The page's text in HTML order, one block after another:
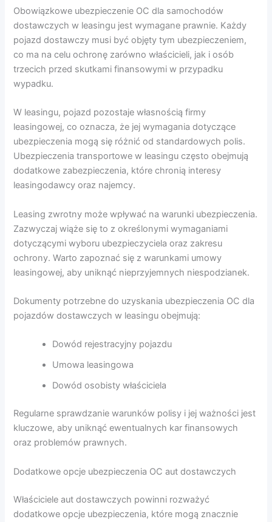
Obowiązkowe ubezpieczenie OC dla samochodów
dostawczych w leasingu jest wymagane prawnie. Każdy
pojazd dostawczy musi być objęty tym ubezpieczeniem,
co ma na celu ochronę zarówno właścicieli, jak i osób
trzecich przed skutkami finansowymi w przypadku
wypadku.
W leasingu, pojazd pozostaje własnością firmy
leasingowej, co oznacza, że jej wymagania dotyczące
ubezpieczenia mogą się różnić od standardowych polis.
Ubezpieczenia transportowe w leasingu często obejmują
dodatkowe zabezpieczenia, które chronią interesy
leasingodawcy oraz najemcy.
Leasing zwrotny może wpływać na warunki ubezpieczenia.
Zazwyczaj wiąże się to z określonymi wymaganiami
dotyczącymi wyboru ubezpieczyciela oraz zakresu
ochrony. Warto zapoznać się z warunkami umowy
leasingowej, aby uniknąć nieprzyjemnych niespodzianek.
Dokumenty potrzebne do uzyskania ubezpieczenia OC dla
pojazdów dostawczych w leasingu obejmują:
Dowód rejestracyjny pojazdu
Umowa leasingowa
Dowód osobisty właściciela
Regularne sprawdzanie warunków polisy i jej ważności jest
kluczowe, aby uniknąć ewentualnych kar finansowych
oraz problemów prawnych.
Dodatkowe opcje ubezpieczenia OC aut dostawczych
Właściciele aut dostawczych powinni rozważyć
dodatkowe opcje ubezpieczenia, które mogą znacznie